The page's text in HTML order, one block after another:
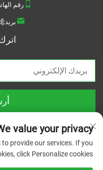
رقم
بريد:
value your privacy
provide our services. If you
click Personalize cookies.